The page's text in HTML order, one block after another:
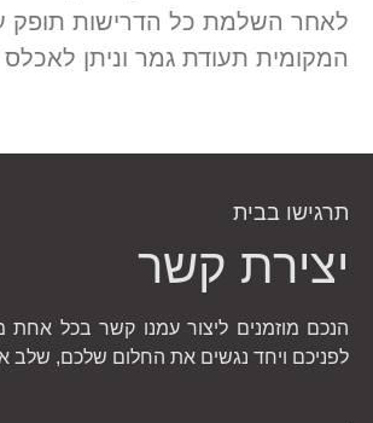
לאחר השלמת כל הדרישות תופק
המקומית תעודת גמר וניתן
תרגישו בבית
יצירת קשר
הנכם מוזמנים ליצור עמנו קשר בכל
לפניכם ויחד נגשים את החלום שלכם, שלב